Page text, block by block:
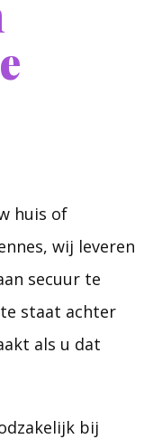
huis of
wij leveren
secuur te
staat achter
als u dat
bij